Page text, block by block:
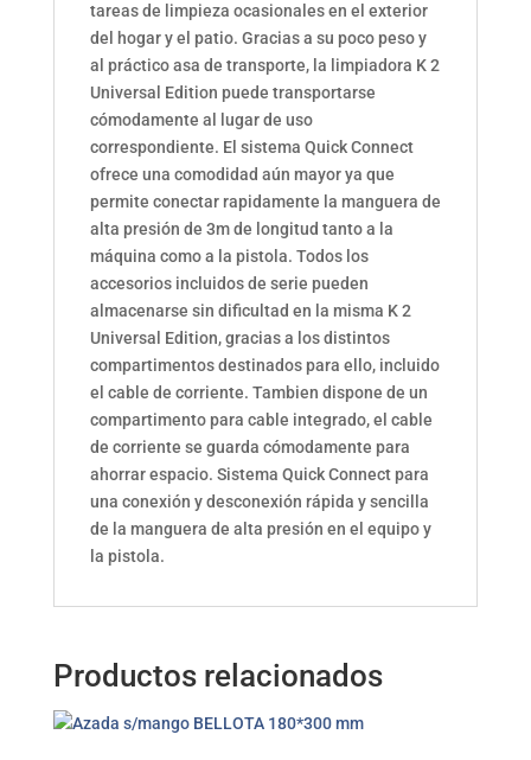
tareas de limpieza ocasionales en el exterior
del hogar y el patio. Gracias a su poco peso y
al práctico asa de transporte, la limpiadora K 2
Universal Edition puede transportarse
cómodamente al lugar de uso
correspondiente. El sistema Quick Connect
ofrece una comodidad aún mayor ya que
permite conectar rapidamente la manguera de
alta presión de 3m de longitud tanto a la
máquina como a la pistola. Todos los
accesorios incluidos de serie pueden
almacenarse sin dificultad en la misma K 2
Universal Edition, gracias a los distintos
compartimentos destinados para ello, incluido
el cable de corriente. Tambien dispone de un
compartimento para cable integrado, el cable
de corriente se guarda cómodamente para
ahorrar espacio. Sistema Quick Connect para
una conexión y desconexión rápida y sencilla
de la manguera de alta presión en el equipo y
la pistola.
Productos relacionados